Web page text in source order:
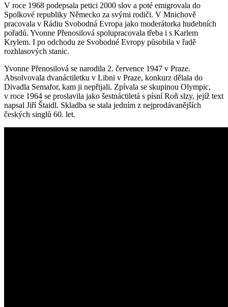
V roce 1968 podepsala petici 2000 slov a poté emigrovala do
Spolkové republiky Německo za svými rodiči. V Mnichově
pracovala v Rádiu Svobodná Evropa jako moderátorka hudebních
pořadů. Yvonne Přenosilová spolupracovala třeba i s Karlem
Krylem. I po odchodu ze Svobodné Evropy působila v řadě
rozhlasových stanic.
Yvonne Přenosilová se narodila 2. července 1947 v Praze.
Absolvovala dvanáctiletku v Libni v Praze, konkurz dělala do
Divadla Semafor, kam ji nepřijali. Zpívala se skupinou Olympic,
v roce 1964 se proslavila jako šestnáctiletá s písní Roň slzy, jejíž text
napsal Jiří Štaidl. Skladba se stala jedním z nejprodávanějších
českých singlů 60. let.